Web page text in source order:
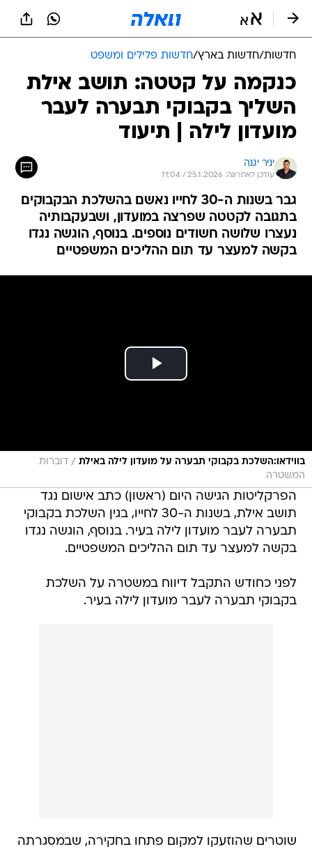
חדשות/חדשות בארץ/חדשות פלילים ומשפט
כנקמה על קטטה: תושב אילת
השליך בקבוקי תבערה לעבר
מועדון לילה | תיעוד
יניר יגנה
עודכן לאחרונה: 25.1.2026 / 11:04
גבר בשנות ה-30 לחייו נאשם בהשלכת הבקבוקים
בתגובה לקטטה שפרצה במועדון, ושבעקבותיה
נעצרו שלושה חשודים נוספים. בנוסף, הוגשה נגדו
בקשה למעצר עד תום ההליכים המשפטיים
בווידאו:השלכת בקבוקי תבערה על מועדון לילה באילת / דוברות
המשטרה
הפרקליטות הגישה היום (ראשון) כתב אישום נגד
תושב אילת, בשנות ה-30 לחייו, בגין השלכת בקבוקי
תבערה לעבר מועדון לילה בעיר. בנוסף, הוגשה נגדו
בקשה למעצר עד תום ההליכים המשפטיים.
לפני כחודש התקבל דיווח במשטרה על השלכת
בקבוקי תבערה לעבר מועדון לילה בעיר.
שוטרים שהוזעקו למקום פתחו בחקירה, שבמסגרתה